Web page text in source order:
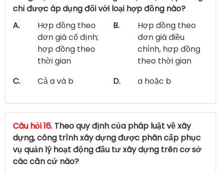
chỉ được áp dụng đối với loại hợp đồng nào?
A.
Hợp đồng theo
đơn giá cố định;
hợp đồng theo
thời gian
B.
Hợp đồng theo
đơn giá điều
chỉnh, hợp đồng
theo thời gian
C.
Cả a và b D. a hoặc b
Câu hỏi 16. Theo quy định của pháp luật về xây
dựng, công trình xây dựng được phân cấp phục
vụ quản lý hoạt động đầu tư xây dựng trên cơ sở
các căn cứ nào?